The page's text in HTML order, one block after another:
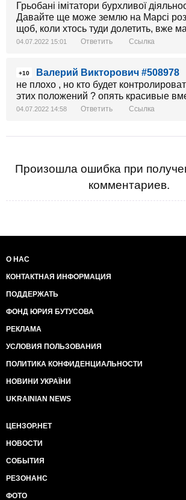
Грьобані імітатори бурхливої
Давайте ще може землю на Марсі
щоб, коли хтось туди долетить, вже
04.07.2022 15:01 Ответить Ссылка
+10
Валерий Викторович #508978
не плохо , но кто будет
этих положений ? опять красивые
04.07.2022 14:58 Ответить Ссылка
Произошла ошибка при
комментариев.
О НАС
КОНТАКТНАЯ ИНФОРМАЦИЯ
ПОДДЕРЖАТЬ
ФОНД ЮРИЯ БУТУСОВА
РЕКЛАМА
УСЛОВИЯ ПОЛЬЗОВАНИЯ
ПОЛИТИКА КОНФИДЕНЦИАЛЬНОСТИ
НОВИНИ УКРАЇНИ
UKRAINIAN NEWS
ЦЕНЗОР.НЕТ
НОВОСТИ
СОБЫТИЯ
РЕЗОНАНС
ФОТО